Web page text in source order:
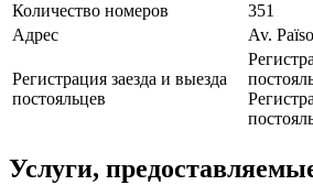
Количество номеров
351
Адрес
Av.
Регистрация заезда и выезда
постояльцев
Услуги,